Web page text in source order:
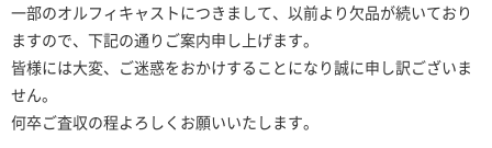
一部のオルフィキャストにつきまして、以前より欠品が続いており
ますので、下記の通りご案内申し上げます。
皆様には大変、ご迷惑をおかけすることになり誠に申し訳ございま
せん。
何卒ご査収の程よろしくお願いいたします。